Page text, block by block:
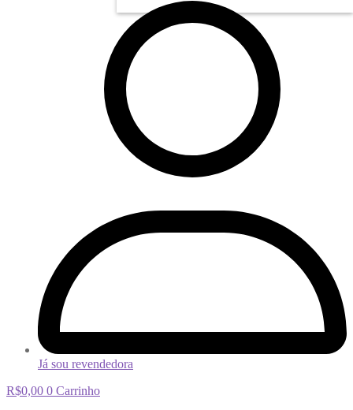
Já sou revendedora
R$0,00 0 Carrinho